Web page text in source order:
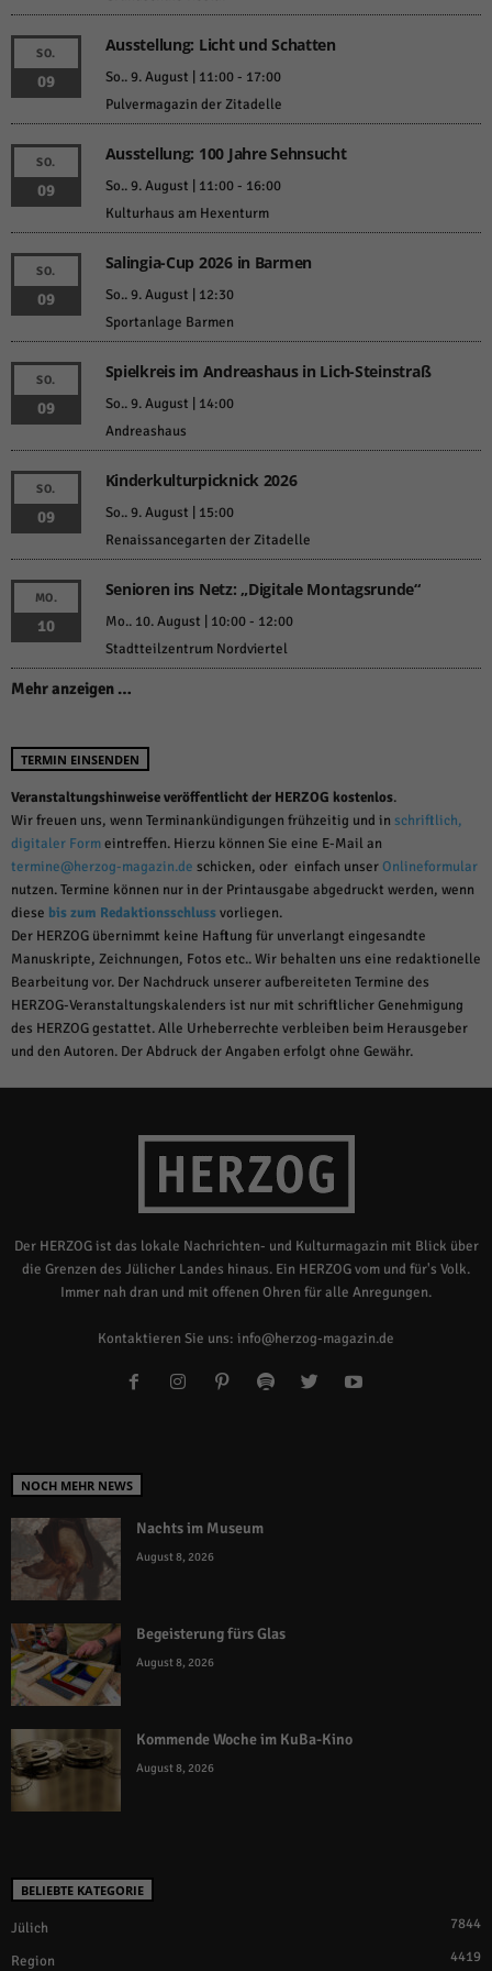
SO.
09
Ausstellung: Licht und Schatten
So.. 9. August | 11:00- 17:00
Pulvermagazin der Zitadelle
SO.
09
Ausstellung: 100 Jahre Sehnsucht
So.. 9. August | 11:00- 16:00
Kulturhaus am Hexenturm
SO.
09
Salingia-Cup 2026 in Barmen
So.. 9. August | 12:30
Sportanlage Barmen
SO.
09
Spielkreis im Andreashaus in Lich-Steinstraß
So.. 9. August | 14:00
Andreashaus
SO.
09
Kinderkulturpicknick 2026
So.. 9. August | 15:00
Renaissancegarten der Zitadelle
MO.
10
Senioren ins Netz: „Digitale Montagsrunde“
Mo.. 10. August | 10:00- 12:00
Stadtteilzentrum Nordviertel
Mehr anzeigen …
TERMIN EINSENDEN
Veranstaltungshinweise veröffentlicht der HERZOG kostenlos.
Wir freuen uns, wenn Terminankündigungen frühzeitig und in schriftlich,
digitaler Formeintreffen. Hierzu können Sie eine E-Mail an
termine@herzog-magazin.de schicken, oder einfach unserOnlineformular
nutzen. Termine können nur in der Printausgabe abgedruckt werden, wenn
diese bis zum Redaktionsschlussvorliegen.
Der HERZOG übernimmt keine Haftung für unverlangt eingesandte
Manuskripte, Zeichnungen, Fotos etc.. Wir behalten uns eine redaktionelle
Bearbeitung vor. Der Nachdruck unserer aufbereiteten Termine des
HERZOG-Veranstaltungskalenders ist nur mit schriftlicher Genehmigung
des HERZOG gestattet. Alle Urheberrechte verbleiben beim Herausgeber
und den Autoren. Der Abdruck der Angaben erfolgt ohne Gewähr.
Der HERZOG ist das lokale Nachrichten- und Kulturmagazin mit Blick über
die Grenzen des Jülicher Landes hinaus. Ein HERZOG vom und für's Volk.
Immer nah dran und mit offenen Ohren für alle Anregungen.
Kontaktieren Sie uns: info@herzog-magazin.de
NOCH MEHR NEWS
Nachts im Museum
August 8, 2026
Begeisterung fürs Glas
August 8, 2026
Kommende Woche im KuBa-Kino
August 8, 2026
BELIEBTE KATEGORIE
Jülich 7844
Region 4419
Alle akzeptieren Speichern und weiter
Zurück
Essenziell (1)
Essenzielle Cookies ermöglichen grundlegende Funktionen und sind für die
einwandfreie Funktion der Website erforderlich.
Statistiken (1)
Statistik Cookies erfassen Informationen anonym. Diese Informationen helfen
uns zu verstehen, wie unsere Besucher unsere Website nutzen.
Cookie-Informationen anzeigen
Marketing (1)
Marketing-Cookies werden von Drittanbietern oder Publishern verwendet,
um personalisierte Werbung anzuzeigen. Sie tun dies, indem sie Besucher
über Websites hinweg verfolgen.
Cookie-Informationen anzeigen
standardmäßig blockiert. Wenn Cookies von externen Medien akzeptiert
werden, bedarf der Zugriff auf diese Inhalte keiner manuellen Einwilligung
mehr.